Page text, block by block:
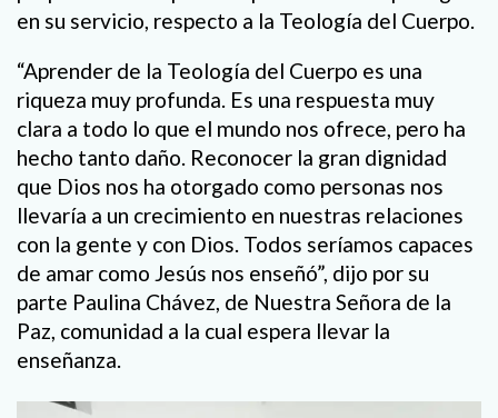
en su servicio, respecto a la Teología del Cuerpo.
“Aprender de la Teología del Cuerpo es una
riqueza muy profunda. Es una respuesta muy
clara a todo lo que el mundo nos ofrece, pero ha
hecho tanto daño. Reconocer la gran dignidad
que Dios nos ha otorgado como personas nos
llevaría a un crecimiento en nuestras relaciones
con la gente y con Dios. Todos seríamos capaces
de amar como Jesús nos enseñó”, dijo por su
parte Paulina Chávez, de Nuestra Señora de la
Paz, comunidad a la cual espera llevar la
enseñanza.